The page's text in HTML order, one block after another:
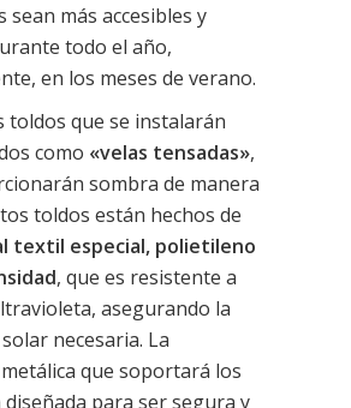
sean más accesibles y
todo el año,
en los meses de verano.
toldos que se instalarán
como «velas tensadas»,
sombra de manera
toldos están hechos de
textil especial, polietileno
, que es resistente a
asegurando la
necesaria. La
que soportará los
para ser segura y